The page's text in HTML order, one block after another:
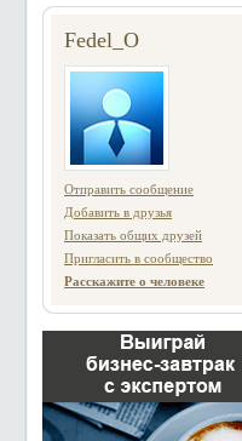
Fedel_O
Отправить сообщение
Добавить в друзья
Показать общих друзей
Пригласить в сообщество
Расскажите о человеке